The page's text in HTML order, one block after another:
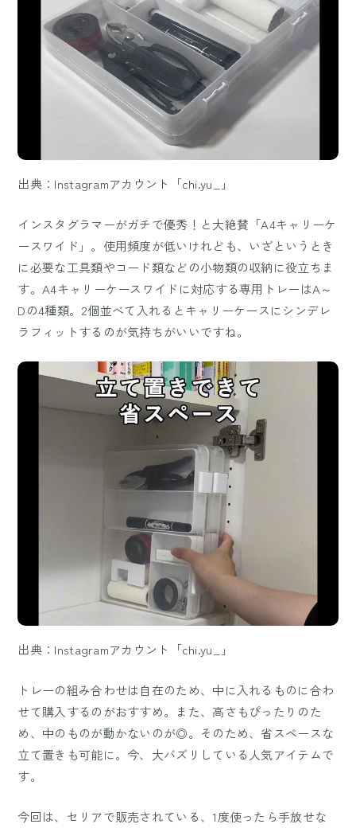
出典：Instagramアカウント「chi.yu_」
インスタグラマーがガチで優秀！と大絶賛「A4キャリーケ
ースワイド」。使用頻度が低いけれども、いざというとき
に必要な工具類やコード類などの小物類の収納に役立ちま
す。A4キャリーケースワイドに対応する専用トレーはA～
Dの4種類。2個並べて入れるとキャリーケースにシンデレ
ラフィットするのが気持ちがいいですね。
出典：Instagramアカウント「chi.yu_」
トレーの組み合わせは自在のため、中に入れるものに合わ
せて購入するのがおすすめ。また、高さもぴったりのた
め、中のものが動かないのが◎。そのため、省スペースな
立て置きも可能に。今、大バズリしている人気アイテムで
す。
今回は、セリアで販売されている、1度使ったら手放せな